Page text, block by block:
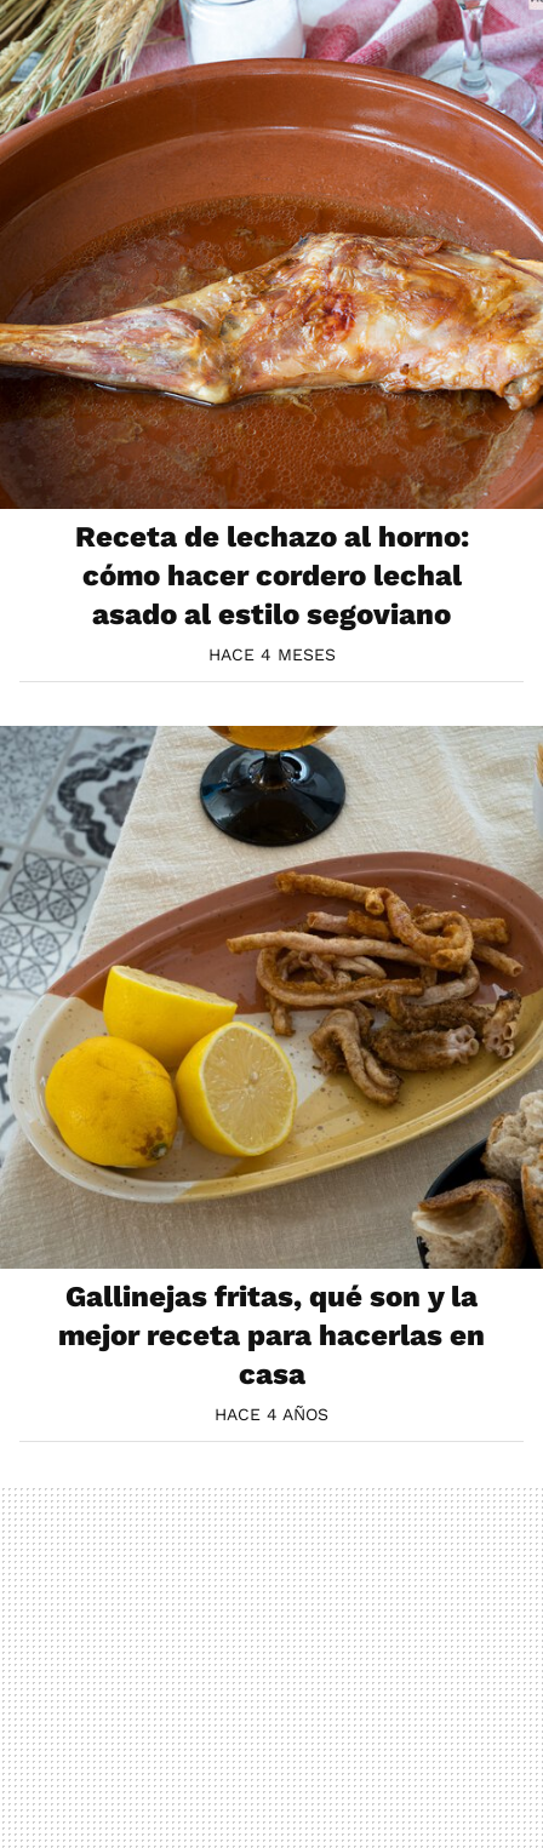
Receta de lechazo al horno:
cómo hacer cordero lechal
asado al estilo segoviano
HACE 4 MESES
Gallinejas fritas, qué son y la
mejor receta para hacerlas en
casa
HACE 4 AÑOS